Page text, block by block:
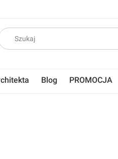
Blog PROMOCJA